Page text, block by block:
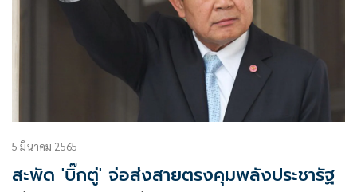
5 มีนาคม 2565
สะพัด 'บิ๊กตู่' จ่อส่งสายตรงคุมพลังประชารัฐ